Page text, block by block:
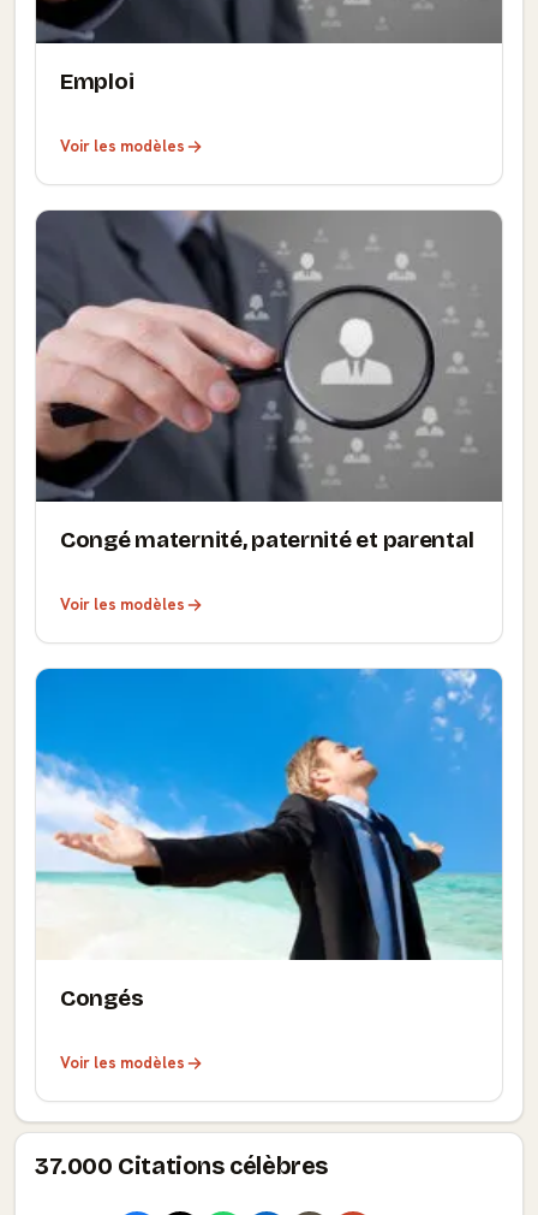
Emploi
Voir les modèles
Congé maternité, paternité et parental
Voir les modèles
Congés
Voir les modèles
37.000 Citations célèbres